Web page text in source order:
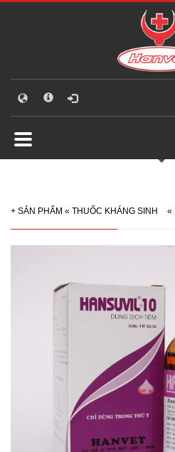
+ SẢN PHẨM « THUỐC KHÁNG SINH «